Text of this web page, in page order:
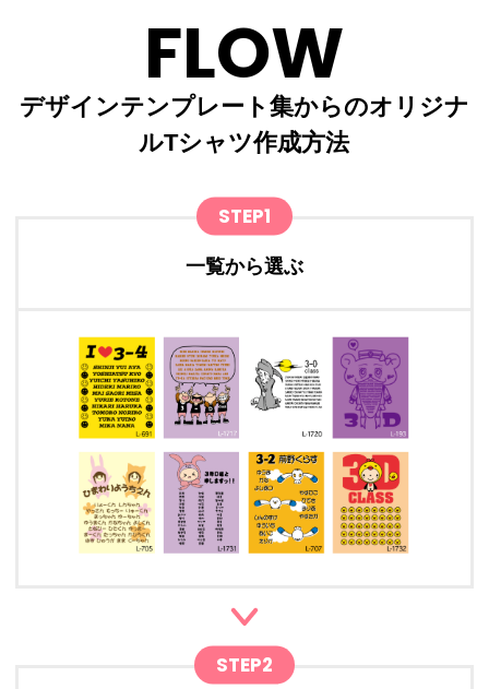
FLOW
デザインテンプレート集からのオリジナ
ルTシャツ作成方法
STEP1
一覧から選ぶ
STEP2